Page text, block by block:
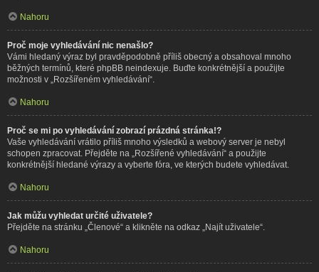
Nahoru
Proč moje vyhledávání nic nenašlo?
Vámi hledaný výraz byl pravděpodobně příliš obecný a obsahoval mnoho
běžných termínů, které phpBB neindexuje. Buďte konkrétnější a použijte
možnosti v „Rozšířeném vyhledávání“.
Nahoru
Proč se mi po vyhledávání zobrazí prázdná stránka!?
Vaše vyhledávání vrátilo příliš mnoho výsledků a webový server je nebyl
schopen zpracovat. Přejděte na „Rozšířené vyhledávání“ a použijte
konkrétnější hledané výrazy a vyberte fóra, ve kterých budete vyhledávat.
Nahoru
Jak můžu vyhledat určité uživatele?
Přejděte na stránku „Členové“ a klikněte na odkaz „Najít uživatele“.
Nahoru